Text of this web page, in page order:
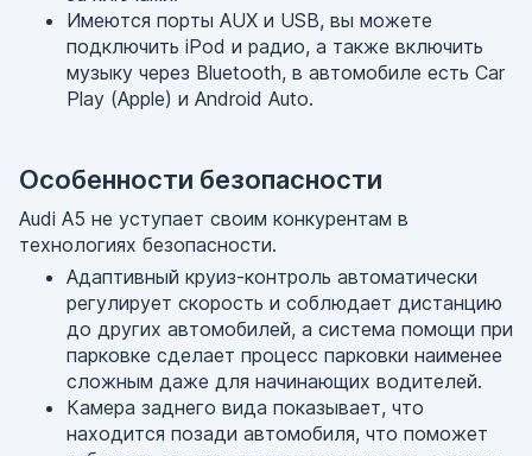
Имеются порты AUX и USB, вы можете
подключить iPod и радио, а также включить
музыку через Bluetooth, в автомобиле есть Car
Play (Apple) и Android Auto.
Особенности безопасности
Audi A5 не уступает своим конкурентам в
технологиях безопасности.
Адаптивный круиз-контроль автоматически
регулирует скорость и соблюдает дистанцию
до других автомобилей, а система помощи при
парковке сделает процесс парковки наименее
сложным даже для начинающих водителей.
Камера заднего вида показывает, что
находится позади автомобиля, что поможет